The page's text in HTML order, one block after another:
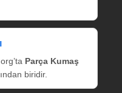
Parça Kumaş
biridir.